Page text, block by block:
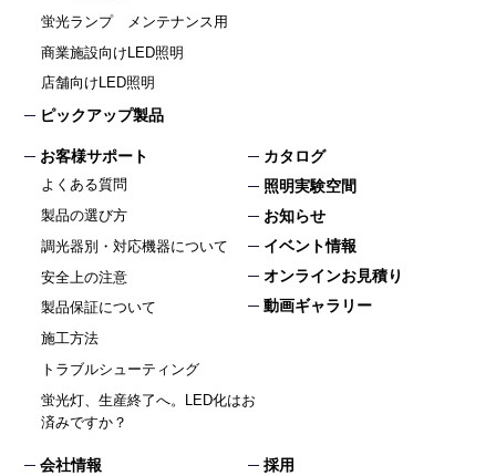
蛍光ランプ メンテナンス用
商業施設向けLED照明
店舗向けLED照明
ピックアップ製品
お客様サポート
よくある質問
製品の選び方
調光器別・対応機器について
安全上の注意
製品保証について
施工方法
トラブルシューティング
蛍光灯、生産終了へ。LED化はお
済みですか？
カタログ
照明実験空間
お知らせ
イベント情報
オンラインお見積り
動画ギャラリー
会社情報
採用